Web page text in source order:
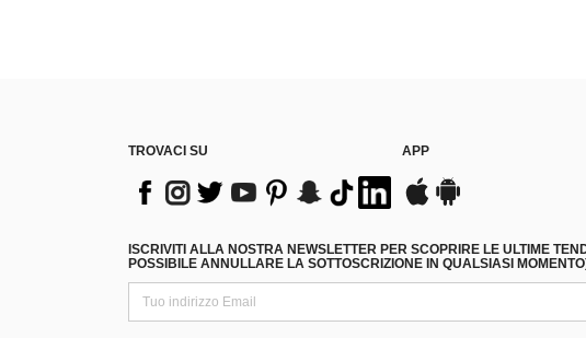
TROVACI SU APP
ISCRIVITI ALLA NOSTRA NEWSLETTER PER SCOPRIRE LE ULTIME
POSSIBILE ANNULLARE LA SOTTOSCRIZIONE IN QUALSIASI